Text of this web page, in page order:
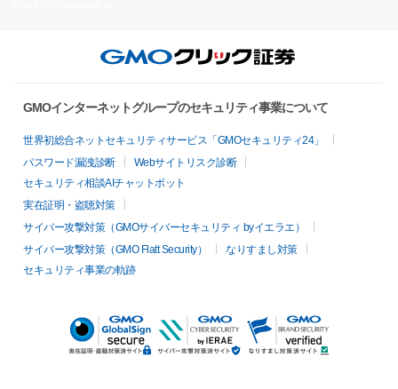
GMOインターネットグループのセキュリティ事業について
世界初総合ネットセキュリティサービス「GMOセキュリティ24」
パスワード漏洩診断
Webサイトリスク診断
セキュリティ相談AIチャットボット
実在証明・盗聴対策
サイバー攻撃対策（GMOサイバーセキュリティ byイエラエ）
サイバー攻撃対策（GMO Flatt Security）
なりすまし対策
セキュリティ事業の軌跡